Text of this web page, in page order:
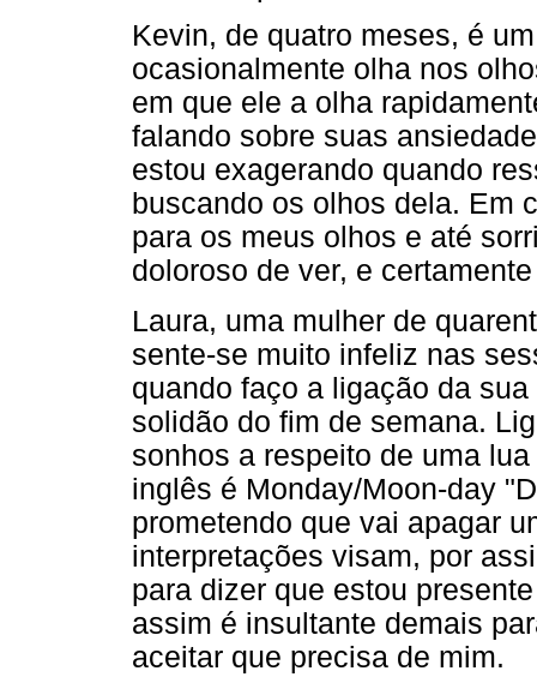
Kevin, de quatro meses, é
ocasionalmente olha nos
em que ele a olha
falando sobre suas
estou exagerando quando
buscando os olhos dela. Em
para os meus olhos e até
doloroso de ver, e
Laura, uma mulher de
sente-se muito infeliz nas
quando faço a ligação da
solidão do fim de semana.
sonhos a respeito de uma
inglês é Monday/Moon-day
prometendo que vai apagar
interpretações visam, por
para dizer que estou
assim é insultante demais
aceitar que precisa de mim.